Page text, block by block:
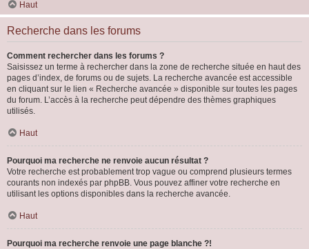
Haut
Recherche dans les forums
Comment rechercher dans les forums ?
Saisissez un terme à rechercher dans la zone de recherche située en haut des
pages d’index, de forums ou de sujets. La recherche avancée est accessible
en cliquant sur le lien « Recherche avancée » disponible sur toutes les pages
du forum. L’accès à la recherche peut dépendre des thèmes graphiques
utilisés.
Haut
Pourquoi ma recherche ne renvoie aucun résultat ?
Votre recherche est probablement trop vague ou comprend plusieurs termes
courants non indexés par phpBB. Vous pouvez affiner votre recherche en
utilisant les options disponibles dans la recherche avancée.
Haut
Pourquoi ma recherche renvoie une page blanche ?!